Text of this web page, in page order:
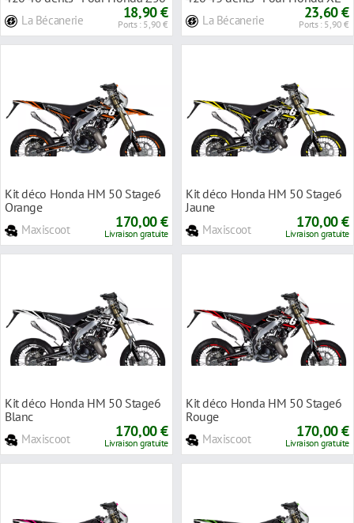
La Bécanerie 18,90 €
Ports : 5,90 € La Bécanerie 23,60 €
Ports : 5,90 €
Kit déco Honda HM 50 Stage6
Orange
Maxiscoot 170,00 €
Livraison gratuite
Kit déco Honda HM 50 Stage6
Jaune
Maxiscoot 170,00 €
Livraison gratuite
Kit déco Honda HM 50 Stage6
Blanc
Maxiscoot 170,00 €
Livraison gratuite
Kit déco Honda HM 50 Stage6
Rouge
Maxiscoot 170,00 €
Livraison gratuite